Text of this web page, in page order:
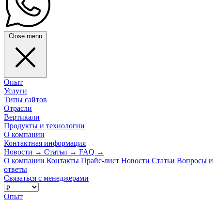
Close menu
Опыт
Услуги
Типы сайтов
Отрасли
Вертикали
Продукты и технологии
О компании
Контактная информация
Новости → Статьи → FAQ →
О компании Контакты Прайс-лист Новости Статьи Вопросы и
ответы
Связаться с менеджерами
Опыт